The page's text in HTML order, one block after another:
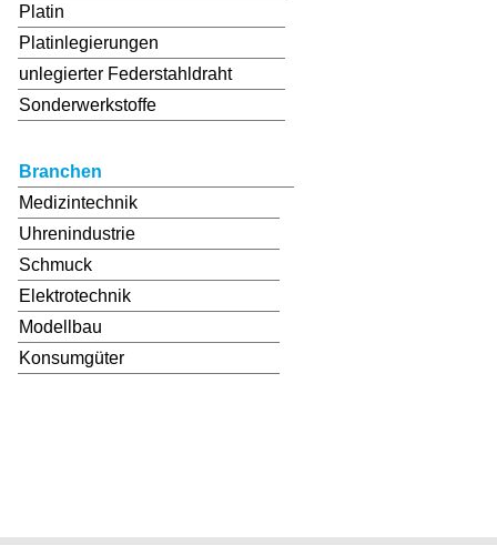
Platin
Platinlegierungen
unlegierter Federstahldraht
Sonderwerkstoffe
Branchen
Medizintechnik
Uhrenindustrie
Schmuck
Elektrotechnik
Modellbau
Konsumgüter